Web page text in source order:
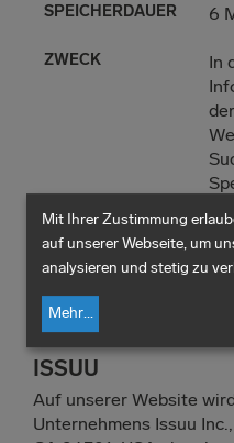
6
In
ISSUU
Auf unserer Website
Unternehmens Issuu
Mit Ihrer Zustimmung
auf unserer Webseite, um
analysieren und stetig zu
Mehr...